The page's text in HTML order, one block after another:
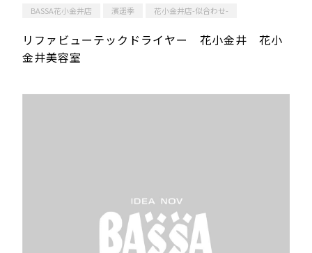
BASSA花小金井店
濱遥季 花小金井店-似合わせ-
リファビューテックドライヤー 花小金井 花小
金井美容室